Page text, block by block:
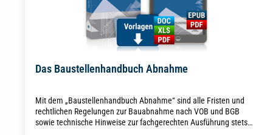
Das Baustellenhandbuch Abnahme
Mit dem „Baustellenhandbuch Abnahme“ sind alle Fristen und
rechtlichen Regelungen zur Bauabnahme nach VOB und BGB
sowie technische Hinweise zur fachgerechten Ausführung stets